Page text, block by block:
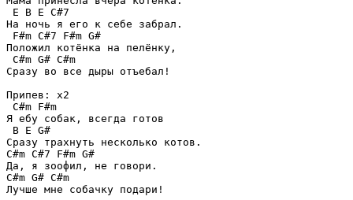
E B E C#7
На ночь я его к себе забрал.
F#m C#7 F#m G#
Положил котёнка на пелёнку,
C#m G# C#m
Сразу во все дыры отъебал!
Припев: x2
C#m F#m
Я ебу собак, всегда готов
B E G#
Сразу трахнуть несколько котов.
C#m C#7 F#m G#
Да, я зоофил, не говори.
C#m G# C#m
Лучше мне собачку подари!